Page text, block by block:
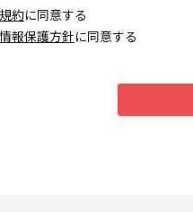
約に同意する
報保護方針に同意する